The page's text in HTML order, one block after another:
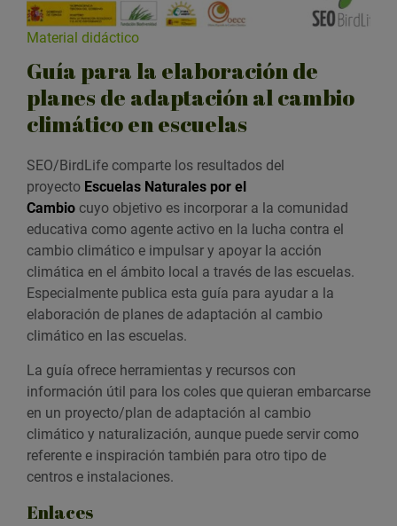
Material didáctico
Guía para la elaboración de
planes de adaptación al cambio
climático en escuelas
SEO/BirdLife comparte los resultados del
proyecto Escuelas Naturales por el
Cambio cuyo objetivo es incorporar a la comunidad
educativa como agente activo en la lucha contra el
cambio climático e impulsar y apoyar la acción
climática en el ámbito local a través de las escuelas.
Especialmente publica esta guía para ayudar a la
elaboración de planes de adaptación al cambio
climático en las escuelas.
La guía ofrece herramientas y recursos con
información útil para los coles que quieran embarcarse
en un proyecto/plan de adaptación al cambio
climático y naturalización, aunque puede servir como
referente e inspiración también para otro tipo de
centros e instalaciones.
Enlaces